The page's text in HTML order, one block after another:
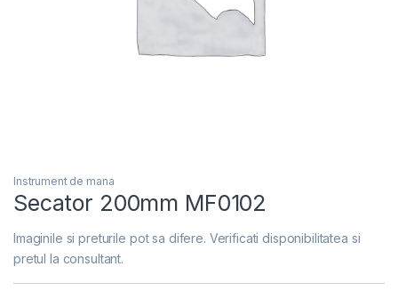
Instrument de mana
Secator 200mm MF0102
Imaginile si preturile pot sa difere. Verificati disponibilitatea si
pretul la consultant.